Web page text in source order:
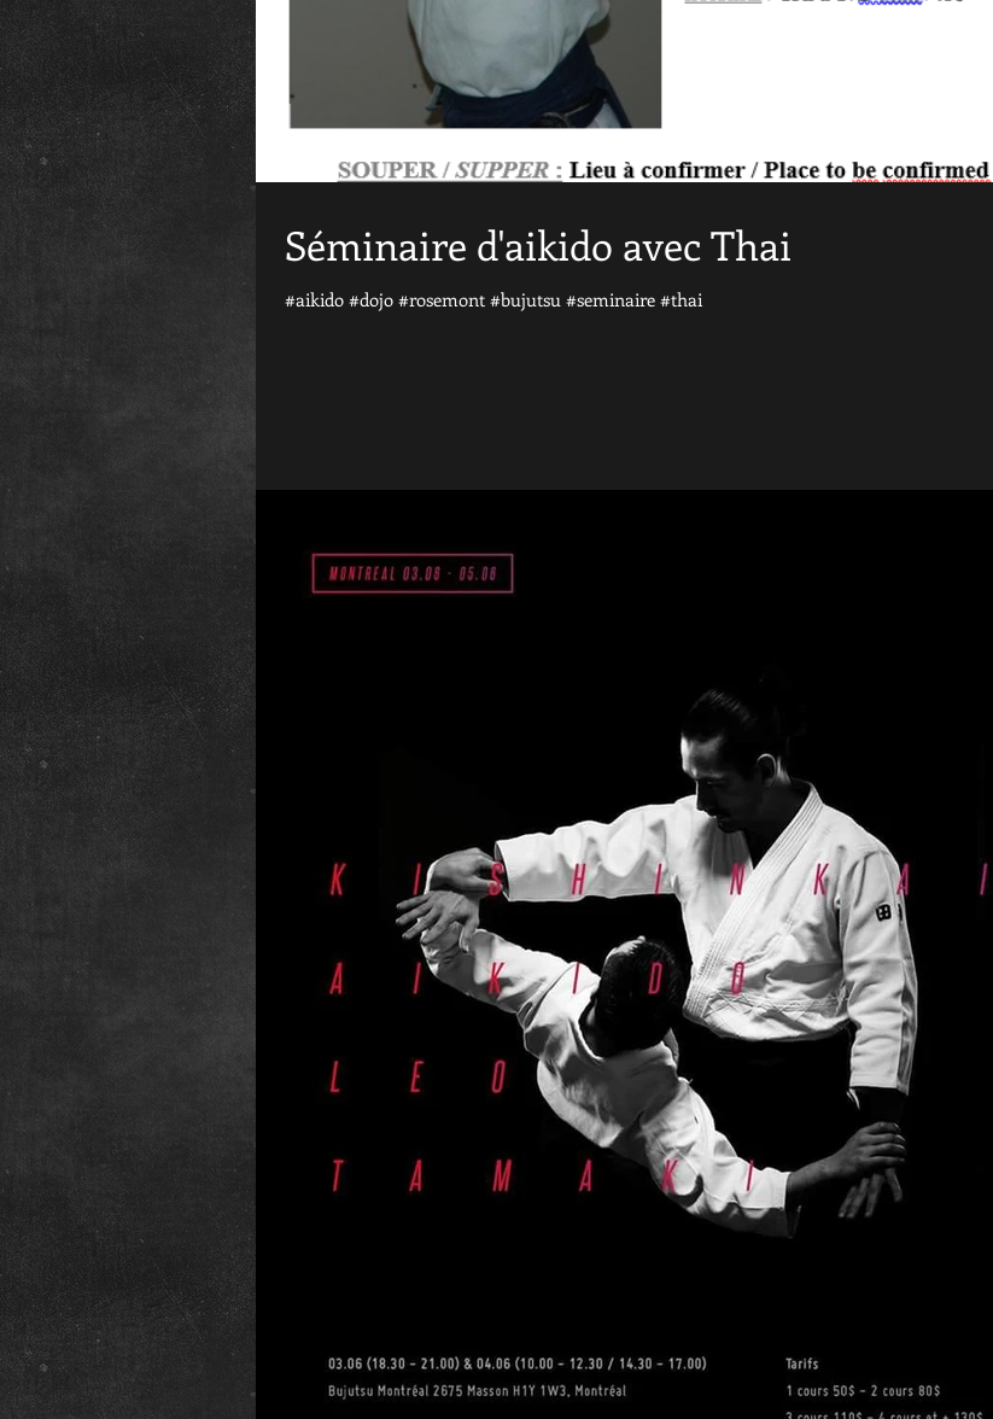
Séminaire d'aikido avec Thai
#aikido #dojo #rosemont #bujutsu #seminaire #thai